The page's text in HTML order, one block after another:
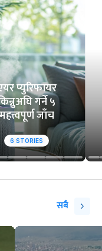
प्युरिफायर
गर्ने ५
महत्त्वपूर्ण जाँच
6 STORIES
सबै